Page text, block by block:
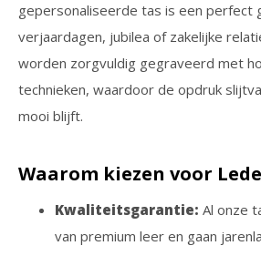
gepersonaliseerde tas is een perfect
verjaardagen, jubilea of zakelijke
worden zorgvuldig gegraveerd met
technieken, waardoor de opdruk
mooi blijft.
Waarom kiezen voor
Kwaliteitsgarantie: Al onze
van premium leer en gaan